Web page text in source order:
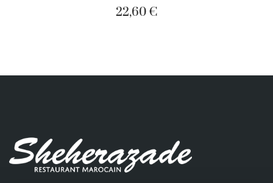
22,60 €